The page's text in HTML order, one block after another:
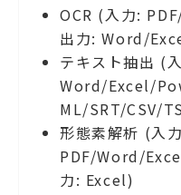
OCR (入力:
出力: Word/
テキスト抽出 (
Word/Excel/
ML/SRT/CSV/
形態素解析 (入
PDF/Word/
力: Excel)